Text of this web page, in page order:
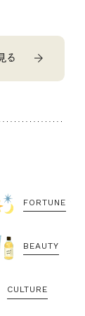
る
FORTUNE
BEAUTY
CULTURE